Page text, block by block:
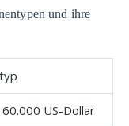
und ihre
US-Dollar